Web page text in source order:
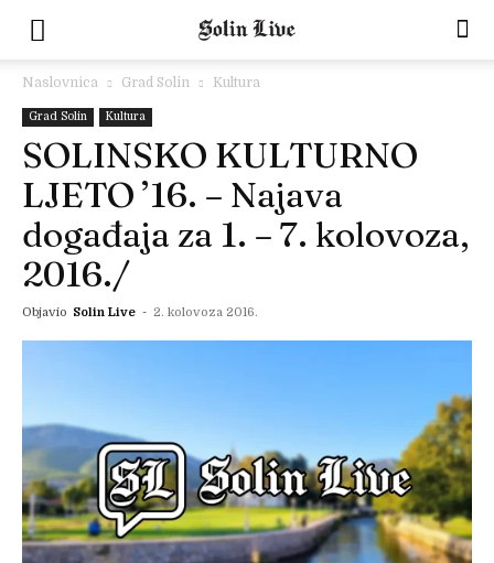
Naslovnica Grad Solin Kultura
Grad Solin Kultura
SOLINSKO KULTURNO
LJETO ’16. – Najava
događaja za 1. – 7. kolovoza,
2016./
Objavio Solin Live - 2. kolovoza 2016.